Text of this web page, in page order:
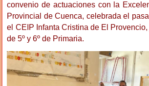
convenio de actuaciones con la
Provincial de Cuenca, celebrada el
el CEIP Infanta Cristina de El
de 5º y 6º de Primaria.